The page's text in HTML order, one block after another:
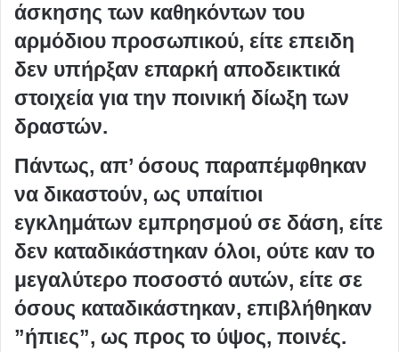
άσκησης των καθηκόντων του
αρμόδιου προσωπικού, είτε επειδη
δεν υπήρξαν επαρκή αποδεικτικά
στοιχεία για την ποινική δίωξη των
δραστών.
Πάντως, απ’ όσους παραπέμφθηκαν
να δικαστούν, ως υπαίτιοι
εγκλημάτων εμπρησμού σε δάση, είτε
δεν καταδικάστηκαν όλοι, ούτε καν το
μεγαλύτερο ποσοστό αυτών, είτε σε
όσους καταδικάστηκαν, επιβλήθηκαν
”ήπιες”, ως προς το ύψος, ποινές.